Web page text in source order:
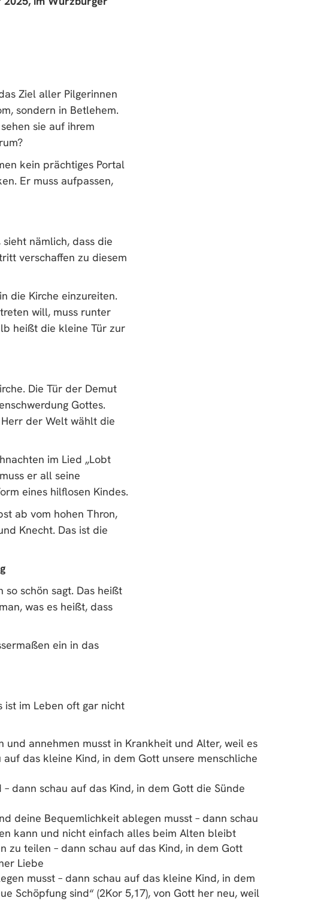
Ziel aller Pilgerinnen
sondern in Betlehem.
sie auf ihrem
kein prächtiges Portal
Er muss aufpassen,
nämlich, dass die
verschaffen zu diesem
die Kirche einzureiten.
will, muss runter
heißt die kleine Tür zur
Die Tür der Demut
Gottes.
der Welt wählt die
im Lied „Lobt
er all seine
eines hilflosen Kindes.
ab vom hohen Thron,
Knecht. Das ist die
so schön sagt. Das heißt
was es heißt, dass
ein in das
ist im Leben oft gar nicht
und annehmen musst in Krankheit und Alter, weil es
das kleine Kind, in dem Gott unsere menschliche
dann schau auf das Kind, in dem Gott die Sünde
deine Bequemlichkeit ablegen musst – dann schau
kann und nicht einfach alles beim Alten bleibt
zu teilen – dann schau auf das Kind, in dem Gott
Liebe
musst – dann schau auf das kleine Kind, in dem
Schöpfung sind“ (2Kor 5,17), von Gott her neu, weil